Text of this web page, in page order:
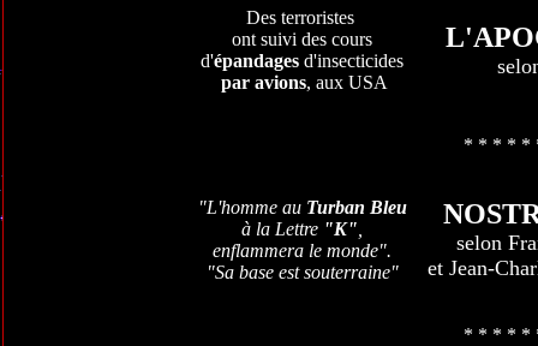
Des terroristes
ont suivi des cours
d'épandages d'insecticides
par avions, aux USA
* * * * *
"L'homme au Turban Bleu
à la Lettre "K"
enflammera le monde".
"Sa base est souterraine"
selon
et Jean-
* * * * *